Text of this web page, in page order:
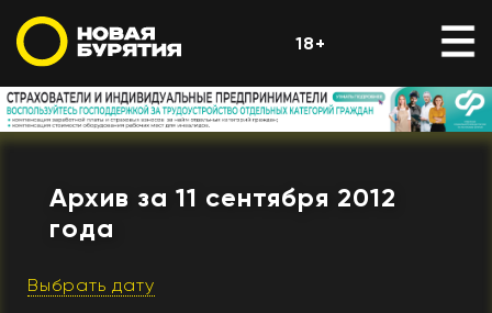
18+
Архив за 11 сентября 2012
года
Выбрать дату